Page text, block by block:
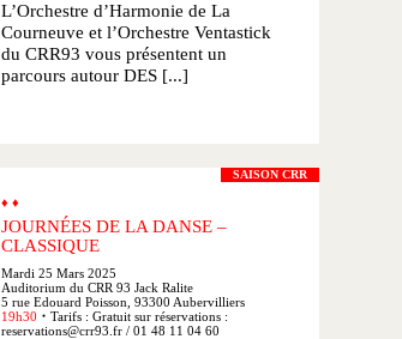
L’Orchestre d’Harmonie de La
Courneuve et l’Orchestre Ventastick
du CRR93 vous présentent un
parcours autour DES [...]
SAISON CRR
♦ ♦
JOURNÉES DE LA DANSE –
CLASSIQUE
Mardi 25 Mars 2025
Auditorium du CRR 93 Jack Ralite
5 rue Edouard Poisson, 93300 Aubervilliers
19h30
●
Tarifs : Gratuit sur réservations :
reservations@crr93.fr / 01 48 11 04 60